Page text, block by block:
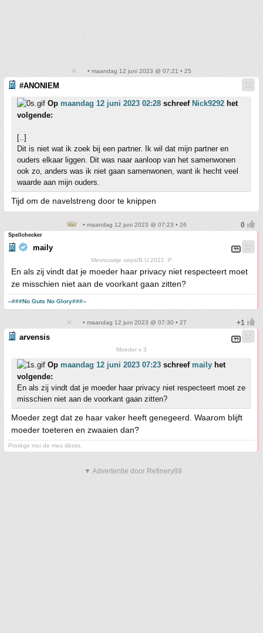
• maandag 12 juni 2023 @ 07:21 • 25
#ANONIEM
Op maandag 12 juni 2023 02:28 schreef Nick9292 het
volgende:
[..]
Dit is niet wat ik zoek bij een partner. Ik wil dat mijn partner en
ouders elkaar liggen. Dit was naar aanloop van het samenwonen
ook zo, anders was ik niet gaan samenwonen, want ik hecht veel
waarde aan mijn ouders.
Tijd om de navelstreng door te knippen
• maandag 12 juni 2023 @ 07:23 • 26
Spellchecker
maily
Mevrouwtje oeps/B.U.2022 :P
En als zij vindt dat je moeder haar privacy niet respecteert moet
ze misschien niet aan de voorkant gaan zitten?
--###No Guts No Glory###--
• maandag 12 juni 2023 @ 07:30 • 27
arvensis
Moeder x 3
Op maandag 12 juni 2023 07:23 schreef maily het
volgende:
En als zij vindt dat je moeder haar privacy niet respecteert moet ze
misschien niet aan de voorkant gaan zitten?
Moeder zegt dat ze haar vaker heeft genegeerd. Waarom blijft
moeder toeteren en zwaaien dan?
Protège moi de mes désirs.
▼ Advertentie door Refinery89